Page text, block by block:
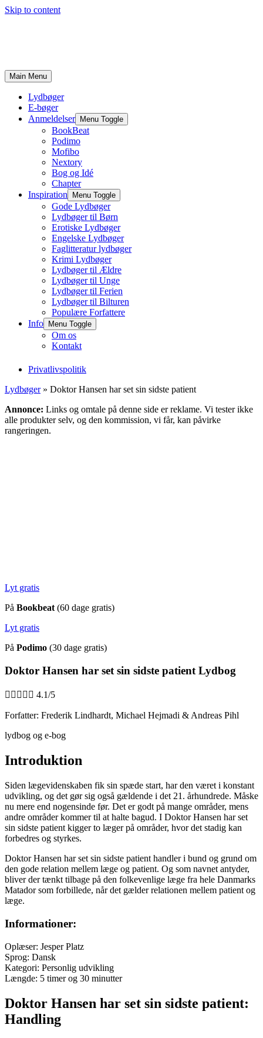
Skip to content
Main Menu
Lydbøger
E-bøger
Anmeldelser
Menu Toggle
BookBeat
Podimo
Mofibo
Nextory
Bog og Idé
Chapter
Inspiration
Menu Toggle
Gode Lydbøger
Lydbøger til Børn
Erotiske Lydbøger
Engelske Lydbøger
Faglitteratur lydbøger
Krimi Lydbøger
Lydbøger til Ældre
Lydbøger til Unge
Lydbøger til Ferien
Lydbøger til Bilturen
Populære Forfattere
Info
Menu Toggle
Om os
Kontakt
Privatlivspolitik
Lydbøger» Doktor Hansen har set sin sidste patient
Annonce: Links og omtale på denne side er reklame. Vi tester ikke
alle produkter selv, og den kommission, vi får, kan påvirke
rangeringen.
Lyt gratis
På Bookbeat (60 dage gratis)
Lyt gratis
På Podimo (30 dage gratis)
Doktor Hansen har set sin sidste patient Lydbog
     4.1/5
Forfatter: Frederik Lindhardt, Michael Hejmadi & Andreas Pihl
lydbog og e-bog
Introduktion
Siden lægevidenskaben fik sin spæde start, har den været i konstant
udvikling, og det gør sig også gældende i det 21. århundrede. Måske
nu mere end nogensinde før. Det er godt på mange områder, mens
andre områder kommer til at halte bagud. I Doktor Hansen har set
sin sidste patient kigger to læger på områder, hvor det stadig kan
forbedres og styrkes.
Doktor Hansen har set sin sidste patient handler i bund og grund om
den gode relation mellem læge og patient. Og som navnet antyder,
bliver der tænkt tilbage på den folkevenlige læge fra hele Danmarks
Matador som forbillede, når det gælder relationen mellem patient og
læge.
Informationer:
Oplæser: Jesper Platz
Sprog: Dansk
Kategori: Personlig udvikling
Længde: 5 timer og 30 minutter
Doktor Hansen har set sin sidste patient:
Handling